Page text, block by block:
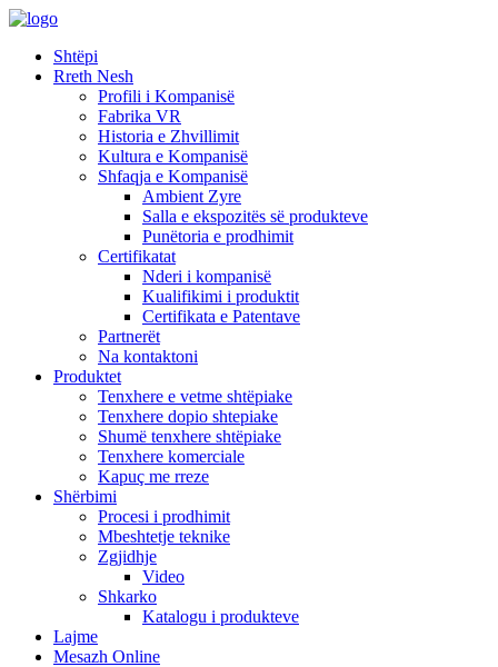
Shtëpi
Rreth Nesh
Profili i Kompanisë
Fabrika VR
Historia e Zhvillimit
Kultura e Kompanisë
Shfaqja e Kompanisë
Ambient Zyre
Salla e ekspozitës së produkteve
Punëtoria e prodhimit
Certifikatat
Nderi i kompanisë
Kualifikimi i produktit
Certifikata e Patentave
Partnerët
Na kontaktoni
Produktet
Tenxhere e vetme shtëpiake
Tenxhere dopio shtepiake
Shumë tenxhere shtëpiake
Tenxhere komerciale
Kapuç me rreze
Shërbimi
Procesi i prodhimit
Mbeshtetje teknike
Zgjidhje
Video
Shkarko
Katalogu i produkteve
Lajme
Mesazh Online